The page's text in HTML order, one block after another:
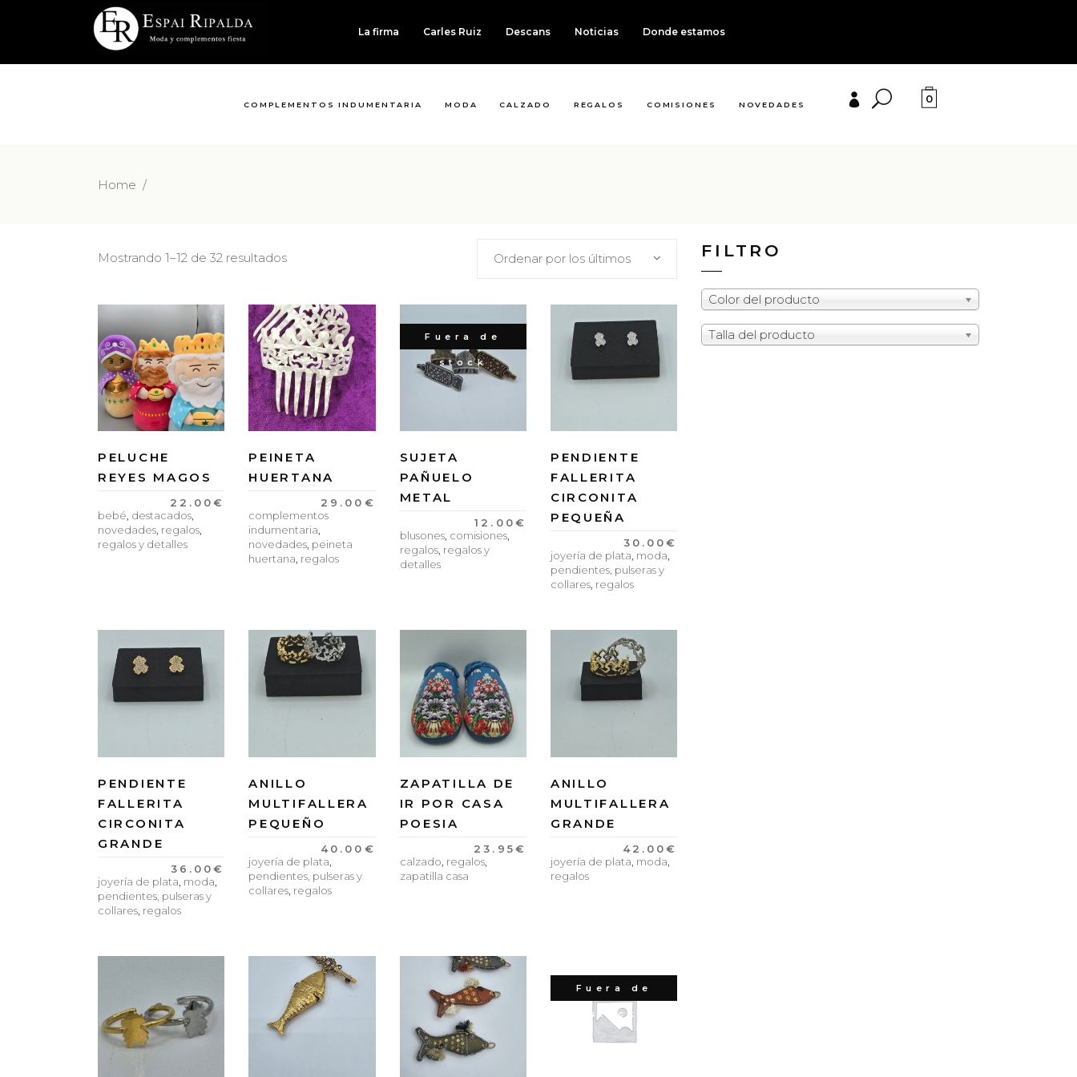
La firma Carles Ruiz Descans Noticias Donde estamos
COMPLEMENTOS INDUMENTARIA MODA CALZADO REGALOS COMISIONES NOVEDADES 0
Home /
Mostrando 1–12 de 32 resultados Ordenar por los últimos
PELUCHE
REYES MAGOS
22.00€
bebé, destacados,
novedades, regalos,
regalos y detalles
PEINETA
HUERTANA
29.00 €
complementos
indumentaria,
novedades, peineta
huertana, regalos
Fuera de
stock
SUJETA
PAÑUELO
METAL
12.00€
blusones, comisiones,
regalos, regalos y
detalles
PENDIENTE
FALLERITA
CIRCONITA
PEQUEÑA
30.00€
joyería de plata, moda,
pendientes, pulseras y
collares, regalos
PENDIENTE
FALLERITA
CIRCONITA
GRANDE
36.00€
joyería de plata moda
pendientes, pulseras y
collares regalos
ANILLO
MULTIFALLERA
PEQUEÑO
40.00 €
joyería de plata
pendientes, pulseras y
collares regalos
ZAPATILLA DE
IR POR CASA
POESIA
23.95€
calzado regalos,
zapatilla casa
ANILLO
MULTIFALLERA
GRANDE
42.00€
joyería de plata moda
regalos
Fuera de
stock
FILTRO
Color del producto
Talla del producto